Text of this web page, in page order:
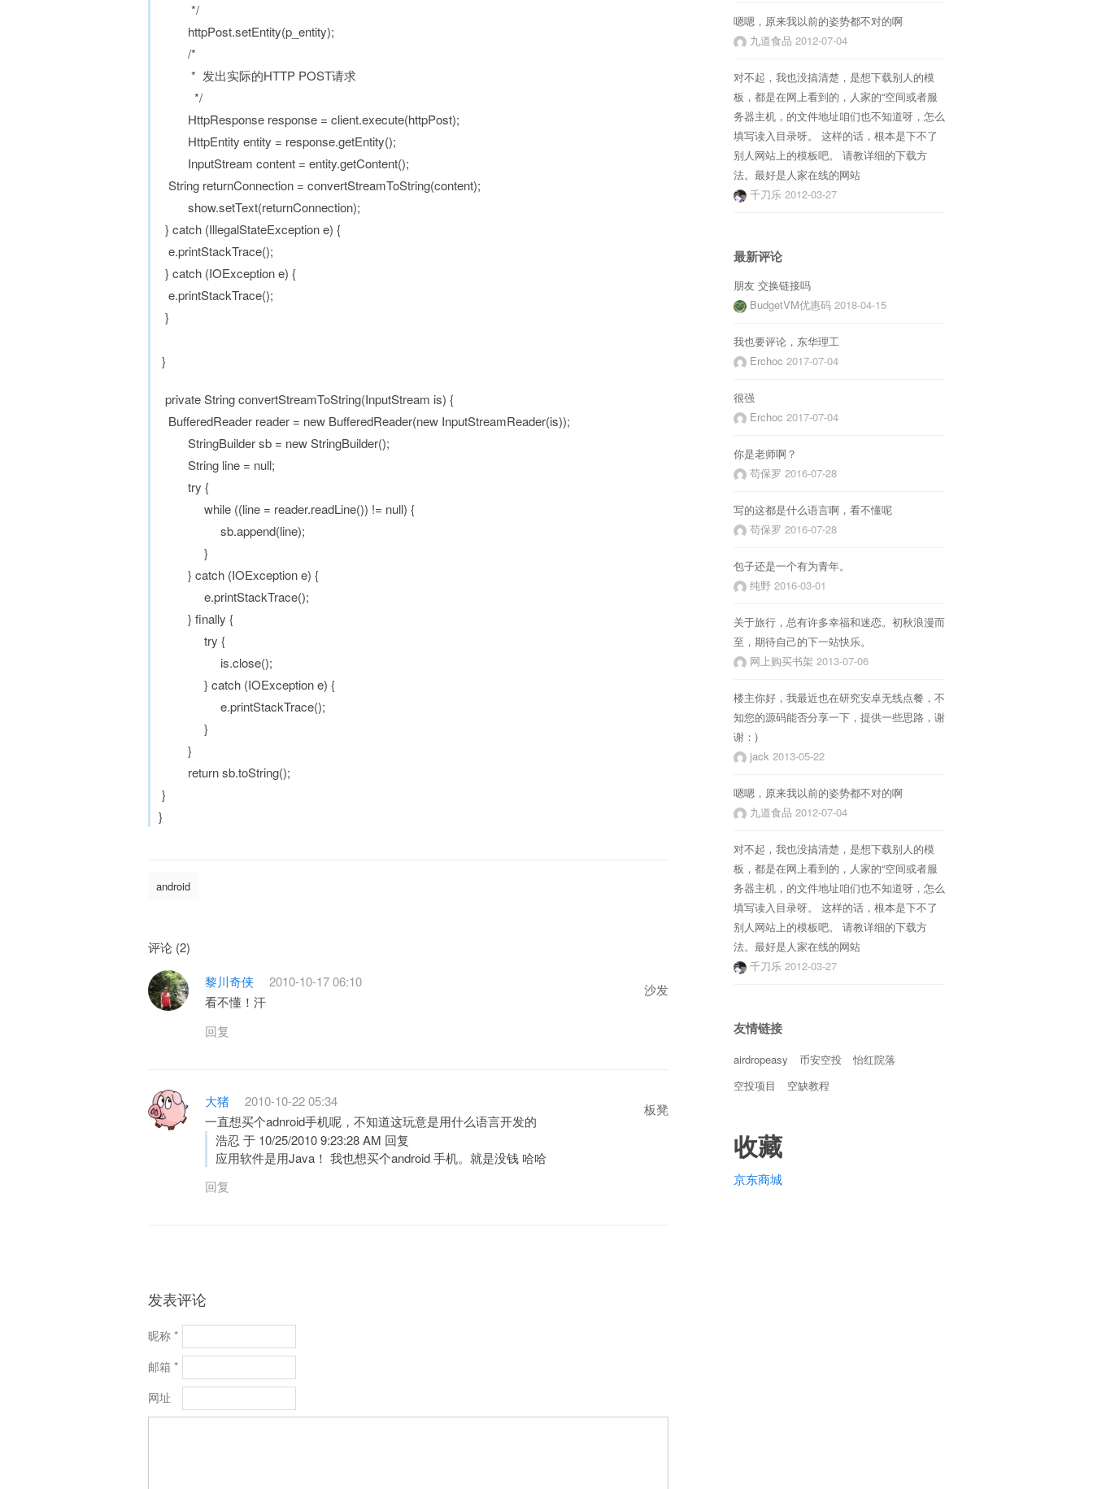
*/
httpPost.setEntity(p_entity);
/*
* 发出实际的HTTP POST请求
*/
HttpResponse response = client.execute(httpPost);
HttpEntity entity = response.getEntity();
InputStream content = entity.getContent();
String returnConnection = convertStreamToString(content);
show.setText(returnConnection);
} catch (IllegalStateException e) {
e.printStackTrace();
} catch (IOException e) {
e.printStackTrace();
}
}
private String convertStreamToString(InputStream is) {
BufferedReader reader = new BufferedReader(new InputStreamReader(is));
StringBuilder sb = new StringBuilder();
String line = null;
try {
while ((line = reader.readLine()) != null) {
sb.append(line);
}
} catch (IOException e) {
e.printStackTrace();
} finally {
try {
is.close();
} catch (IOException e) {
e.printStackTrace();
}
}
return sb.toString();
}
}
android
评论 (2)
沙发
黎川奇侠
2010-10-17 06:10
看不懂！汗
回复
板凳
大猪
2010-10-22 05:34
一直想买个adnroid手机呢，不知道这玩意是用什么语言开发的
浩忍 于 10/25/2010 9:23:28 AM 回复
应用软件是用Java！ 我也想买个android 手机。就是没钱 哈哈
回复
发表评论
昵称 *
邮箱 *
网址
嗯嗯，原来我以前的姿势都不对的啊
九道食品 2012-07-04
对不起，我也没搞清楚，是想下载别人的模
板，都是在网上看到的，人家的“空间或者服
务器主机，的文件地址咱们也不知道呀，怎么
填写读入目录呀。 这样的话，根本是下不了
别人网站上的模板吧。 请教详细的下载方
法。最好是人家在线的网站
千刀乐 2012-03-27
最新评论
朋友 交换链接吗
BudgetVM优惠码 2018-04-15
我也要评论，东华理工
Erchoc 2017-07-04
很强
Erchoc 2017-07-04
你是老师啊？
苟保罗 2016-07-28
写的这都是什么语言啊，看不懂呢
苟保罗 2016-07-28
包子还是一个有为青年。
纯野 2016-03-01
关于旅行，总有许多幸福和迷恋。初秋浪漫而
至，期待自己的下一站快乐。
网上购买书架 2013-07-06
楼主你好，我最近也在研究安卓无线点餐，不
知您的源码能否分享一下，提供一些思路，谢
谢：)
jack 2013-05-22
嗯嗯，原来我以前的姿势都不对的啊
九道食品 2012-07-04
对不起，我也没搞清楚，是想下载别人的模
板，都是在网上看到的，人家的“空间或者服
务器主机，的文件地址咱们也不知道呀，怎么
填写读入目录呀。 这样的话，根本是下不了
别人网站上的模板吧。 请教详细的下载方
法。最好是人家在线的网站
千刀乐 2012-03-27
友情链接
airdropeasy 币安空投
怡红院落
空投项目
空缺教程
收藏
京东商城